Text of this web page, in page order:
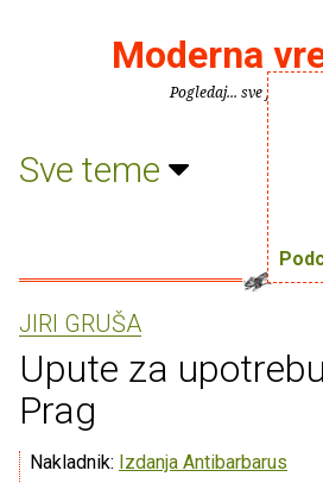
Moderna
Pogledaj... sve je puno
Sve teme
JIRI GRUŠA
Upute za
Prag
Nakladnik: Izdanja Antibarbarus